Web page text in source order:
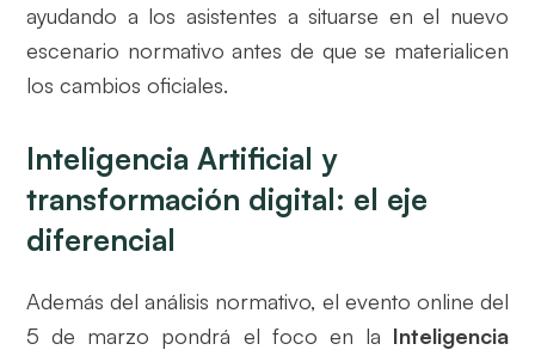
ayudando a los asistentes a situarse en el nuevo
escenario normativo antes de que se materialicen
los cambios oficiales.
Inteligencia Artificial y
transformación digital: el eje
diferencial
Además del análisis normativo, el evento online del
5 de marzo pondrá el foco en la Inteligencia